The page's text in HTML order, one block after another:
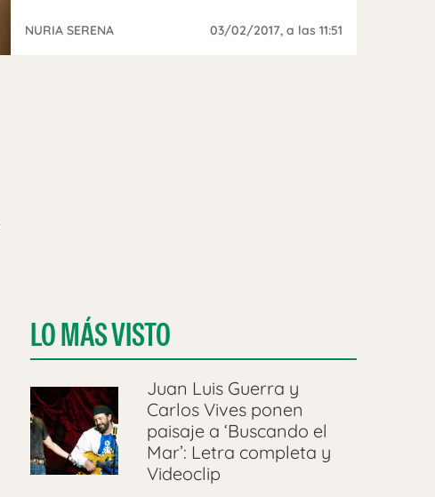
NURIA SERENA 03/02/2017, a las 11:51
LO MÁS VISTO
Juan Luis Guerra y
Carlos Vives ponen
paisaje a ‘Buscando el
Mar’: Letra completa y
Videoclip